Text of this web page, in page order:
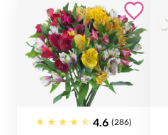
4.6 (286)